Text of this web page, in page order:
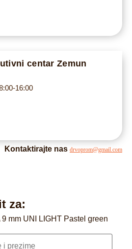
centar Zemun
16:00
Kontaktirajte nas drvoprom@gmail.com
za:
mm UNI LIGHT Pastel green